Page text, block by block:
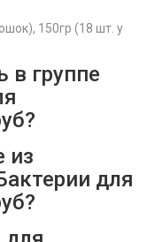
формы обратной
150гр (18 шт. у
в группе
из
для